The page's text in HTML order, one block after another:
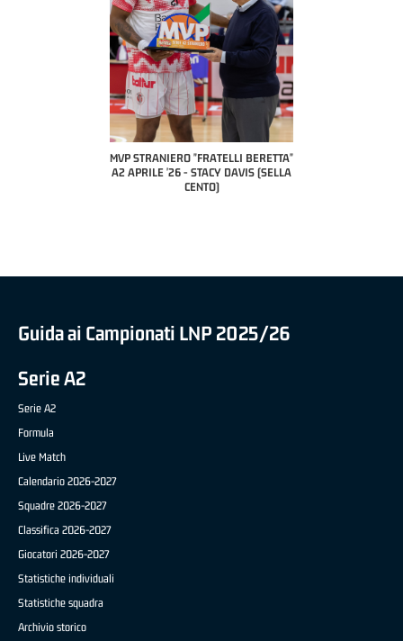
MVP STRANIERO "FRATELLI BERETTA"
A2 APRILE '26 - STACY DAVIS (SELLA
CENTO)
Guida ai Campionati LNP 2025/26
Serie A2
Serie A2
Formula
Live Match
Calendario 2026-2027
Squadre 2026-2027
Classifica 2026-2027
Giocatori 2026-2027
Statistiche individuali
Statistiche squadra
Archivio storico